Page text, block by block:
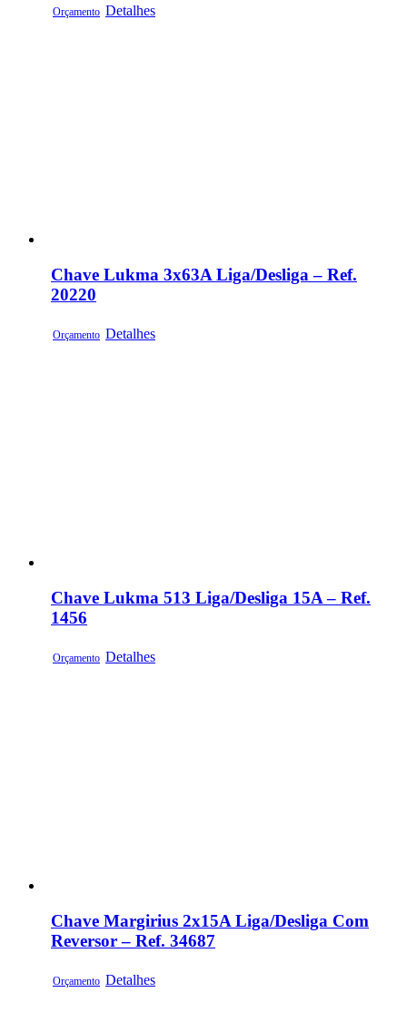
Orçamento Detalhes
Chave Lukma 3x63A Liga/Desliga – Ref.
20220
Orçamento Detalhes
Chave Lukma 513 Liga/Desliga 15A – Ref.
1456
Orçamento Detalhes
Chave Margirius 2x15A Liga/Desliga Com
Reversor – Ref. 34687
Orçamento Detalhes